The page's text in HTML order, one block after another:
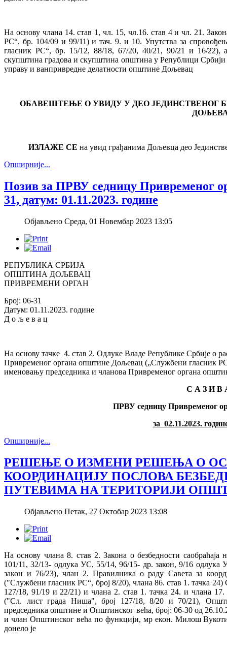
На основу члана 14. став 1, чл. 15, чл.16. став 4 и чл. 21.
РС“, бр. 104/09 и 99/11) и тач. 9. и 10. Упутства за
гласник РС“, бр. 15/12, 88/18, 67/20, 40/21, 90/21 и 16/22),
скупштина градова и скупштина општина у Републици
управу и ванпривредне делатности општине Дољевац
ОБАВЕШТЕЊЕ О УВИДУ У ДЕО ЈЕДИНСТВЕНОГ
ИЗЛАЖЕ СЕ на увид грађанима Дољевца део
Опширније...
Позив за ПРВУ седницу Привременог
31, датум: 01.11.2023. године
Објављено Среда, 01 Новембар 2023 13:05
РЕПУБЛИКА СРБИЈА
ОПШТИНА ДОЉЕВАЦ
ПРИВРЕМЕНИ ОРГАН
Број: 06-31
Датум: 01.11.2023. године
Д о љ е в а ц
На основу тачке 4. став 2. Одлуке Владе Републике Србије
Привременог органа општине Дољевац („Службени гласник
именовању председника и чланова Привременог органа
С А З И В
ПРВУ седницу Привременог
за 02.11.2023.
Опширније...
РЕШЕЊЕ О ИЗМЕНИ РЕШЕЊА О
КООРДИНАЦИЈУ ПОСЛОВА
ПУТЕВИМА НА ТЕРИТОРИЈИ
Објављено Петак, 27 Октобар 2023 13:08
На основу члана 8. став 2. Закона о безбедности
101/11, 32/13- одлука УС, 55/14, 96/15- др. закон, 9/16 одлука
закон и 76/23), члан 2. Правилника о раду Савета за
("Службени гласник РС“, број 8/20), члана 86. став 1. тачка
127/18, 91/19 и 22/21) и члана 2. став 1. тачка 24. и члана
("Сл. лист града Ниша", број 127/18, 8/20 и 70/21),
председника општине и Општинског већа, број: 06-30 од
и члан Општинског већа по функцији, мр екон. Милош
донело је